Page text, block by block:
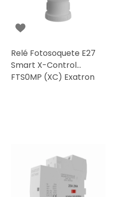
Relé Fotosoquete E27
Smart X-Control
FTS0MP (XC) Exatron